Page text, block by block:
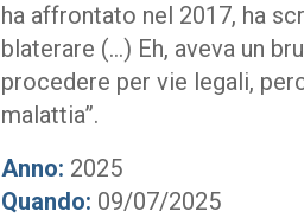
ha affrontato nel 2017, ha
blaterare (…) Eh, aveva un
procedere per vie legali,
malattia”.
Anno: 2025
Quando: 09/07/2025